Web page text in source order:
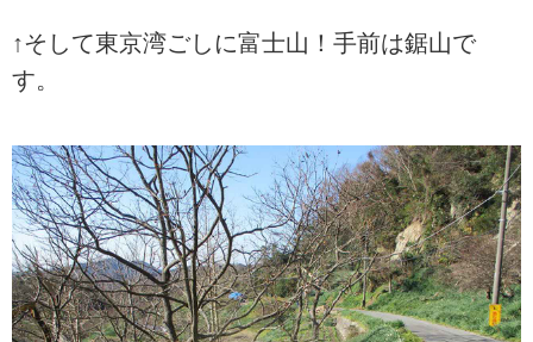
↑そして東京湾ごしに富士山！手前は鋸山で
す。